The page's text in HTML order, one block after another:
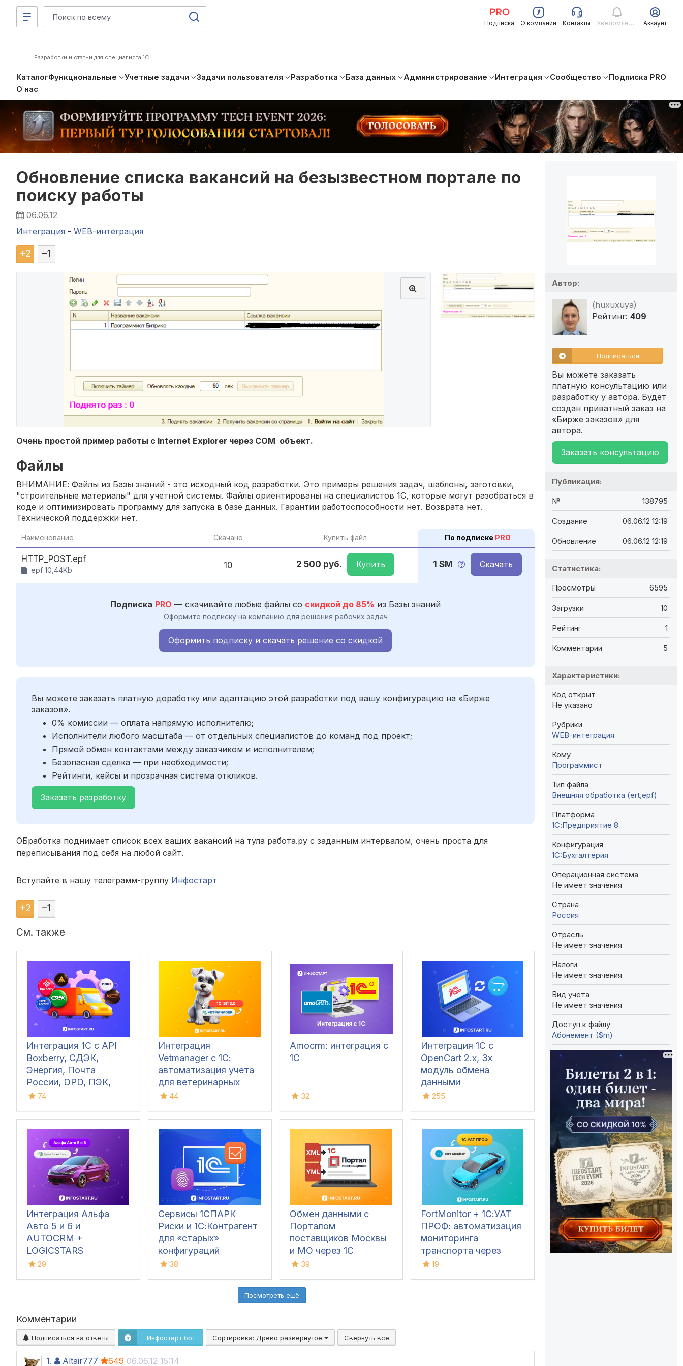
Подписка О компании Контакты Уведомления Аккаунт
Разработки и статьи для специалиста 1С
КаталогФункциональные Учетные задачи Задачи пользователя Разработка База данных Администрирование Интеграция Сообщество
Подписка PRO
О нас
Обновление списка вакансий на безызвестном портале по
поиску работы
06.06.12
Интеграция - WEB-интеграция
+2 –1
Очень простой пример работы с Internet Explorer через COM объект.
Файлы
ВНИМАНИЕ: Файлы из Базы знаний - это исходный код разработки. Это примеры решения задач, шаблоны, заготовки,
"строительные материалы" для учетной системы. Файлы ориентированы на специалистов 1С, которые могут разобраться в
коде и оптимизировать программу для запуска в базе данных. Гарантии работоспособности нет. Возврата нет.
Технической поддержки нет.
Наименование Скачано Купить файл По подписке PRO
HTTP_POST.epf
.epf 10,44Kb 10 2 500 руб. Купить 1 SM Скачать
Подписка PRO — скачивайте любые файлы со скидкой до 85% из Базы знаний
Оформите подписку на компанию для решения рабочих задач
Оформить подписку и скачать решение со скидкой
Вы можете заказать платную доработку или адаптацию этой разработки под вашу конфигурацию на «Бирже
заказов».
0% комиссии — оплата напрямую исполнителю;
Исполнители любого масштаба — от отдельных специалистов до команд под проект;
Прямой обмен контактами между заказчиком и исполнителем;
Безопасная сделка — при необходимости;
Рейтинги, кейсы и прозрачная система откликов.
Заказать разработку
ОБработка поднимает список всех ваших вакансий на тула работа.ру с заданным интервалом, очень проста для
переписывания под себя на любой сайт.
Вступайте в нашу телеграмм-группу Инфостарт
+2 –1
См. также
Интеграция 1С с API
Boxberry, СДЭК,
Энергия, Почта
России, DPD, ПЭК,
Grastin, Деловые
ЯндексДоставка
74
Интеграция
Vetmanager с 1С:
автоматизация учета
для ветеринарных
клиник. Синхронизация
справочников и оплат
через API
44
Amocrm: интеграция с
1С
32
Интеграция 1С с
OpenCart 2.x, 3x
модуль обмена
данными
255
Интеграция Альфа
Авто 5 и 6 и
AUTOCRM +
LOGICSTARS
29
Сервисы 1СПАРК
Риски и 1С:Контрагент
для «старых»
конфигураций
38
Обмен данными с
Порталом
поставщиков Москвы
и МО через 1С
39
FortMonitor + 1С:УАТ
ПРОФ: автоматизация
мониторинга
транспорта через
ГЛОНАСС/GPS, учет
19
Посмотреть ещё
Комментарии
Подписаться на ответы Инфостарт бот Сортировка: Древо развёрнутое Свернуть все
1. Altair777 649 06.06.12 15:14
Автор:
(huxuxuya)
Рейтинг: 409
Подписаться
Вы можете заказать
платную консультацию или
разработку у автора. Будет
создан приватный заказ на
«Бирже заказов» для
автора.
Заказать консультацию
Публикация:
№ 138795
Создание 06.06.12 12:19
Обновление 06.06.12 12:19
Статистика:
Просмотры 6595
Загрузки 10
Рейтинг 1
Комментарии 5
Характеристики:
Код открыт
Не указано
Рубрики
WEB-интеграция
Кому
Программист
Тип файла
Внешняя обработка (ert,epf)
Платформа
1С:Предприятие 8
Конфигурация
1C:Бухгалтерия
Операционная система
Не имеет значения
Страна
Россия
Отрасль
Не имеет значения
Налоги
Не имеет значения
Вид учета
Не имеет значения
Доступ к файлу
Абонемент ($m)